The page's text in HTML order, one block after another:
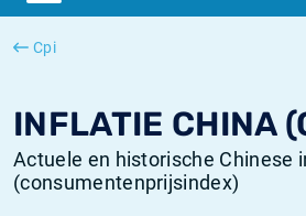
Cpi
INFLATIE CHINA
Actuele en historische Chinese
(consumentenprijsindex)
SONIA
Amerikaanse inflatie - CPI
TONAR historie